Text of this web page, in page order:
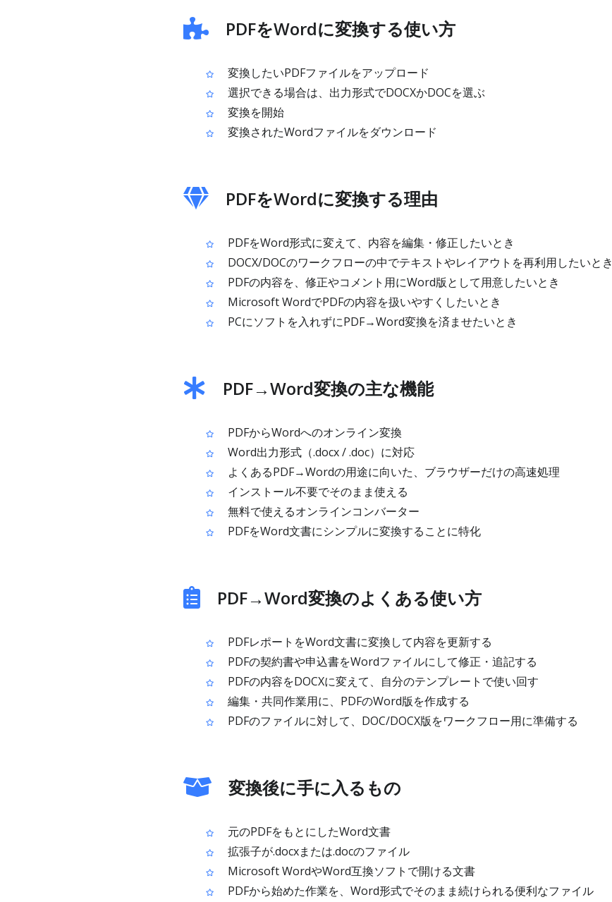
PDFをWordに変換する使い方
変換したいPDFファイルをアップロード
選択できる場合は、出力形式でDOCXかDOCを選ぶ
変換を開始
変換されたWordファイルをダウンロード
PDFをWordに変換する理由
PDFをWord形式に変えて、内容を編集・修正したいとき
DOCX/DOCのワークフローの中でテキストやレイアウトを再利用したいとき
PDFの内容を、修正やコメント用にWord版として用意したいとき
Microsoft WordでPDFの内容を扱いやすくしたいとき
PCにソフトを入れずにPDF→Word変換を済ませたいとき
PDF→Word変換の主な機能
PDFからWordへのオンライン変換
Word出力形式（.docx / .doc）に対応
よくあるPDF→Wordの用途に向いた、ブラウザーだけの高速処理
インストール不要でそのまま使える
無料で使えるオンラインコンバーター
PDFをWord文書にシンプルに変換することに特化
PDF→Word変換のよくある使い方
PDFレポートをWord文書に変換して内容を更新する
PDFの契約書や申込書をWordファイルにして修正・追記する
PDFの内容をDOCXに変えて、自分のテンプレートで使い回す
編集・共同作業用に、PDFのWord版を作成する
PDFのファイルに対して、DOC/DOCX版をワークフロー用に準備する
変換後に手に入るもの
元のPDFをもとにしたWord文書
拡張子が.docxまたは.docのファイル
Microsoft WordやWord互換ソフトで開ける文書
PDFから始めた作業を、Word形式でそのまま続けられる便利なファイル